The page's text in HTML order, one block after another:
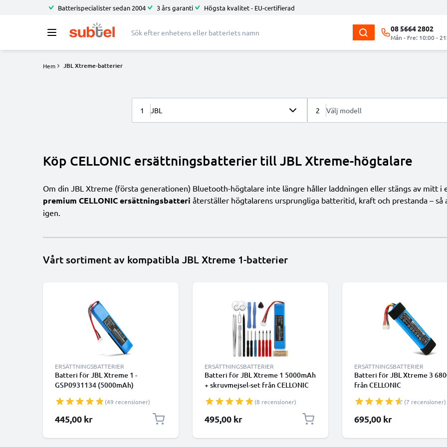
Batterispecialister sedan 2004 3 års garanti Högsta kvalitet - EU-certifierad
08 5664 2802
Mån - Fre: 10:00 -
Hem JBL Xtreme-batterier
1 JBL 2 Välj modell
Köp CELLONIC ersättningsbatterier till JBL Xtreme-högtalare
Om din JBL Xtreme (första generationen) Bluetooth-högtalare inte längre håller laddningen eller stängs av mitt
premium CELLONIC ersättningsbatteri återställer högtalarens ursprungliga batteritid, kraft och prestanda –
igen.
Vårt sortiment av kompatibla JBL Xtreme 1-batterier
ERSÄTTNINGSBATTERIER
Batteri för JBL Xtreme 1 -
GSP0931134 (5000mAh)
(49 recensioner)
445,00 kr
ERSÄTTNINGSBATTERIER
Batteri för JBL Xtreme 1 5000mAh
+ skruvmejsel-set från CELLONIC
(8 recensioner)
495,00 kr
ERSÄTTNINGSBATTERIER
Batteri för JBL Xtreme 3
från CELLONIC
(7 recensioner)
695,00 kr